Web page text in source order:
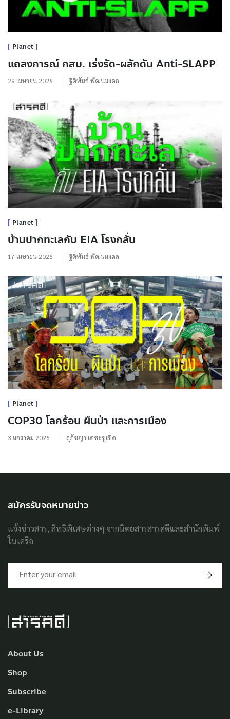
Planet
แถลงการณ์ กสม. เร่งรัด-ผลักดัน Anti-SLAPP
29 เมษายน 2026 ฐิติพันธ์ พัฒนมงคล
Planet
บ้านปากทะเลกับ EIA โรงกลั่น
17 เมษายน 2026 ฐิติพันธ์ พัฒนมงคล
Planet
COP30 โลกร้อน ผืนป่า และการเมือง
3 มกราคม 2026 สุภัชญา เตชะชูเชิด
About Us
Shop
Subscribe
e-Library
สมัครรับจดหมายข่าว
แจ้งข่าวสาร, สิทธิพิเศษต่างๆ จากนิตยสารสารคดีและสำนักพิมพ์
ในเครือ